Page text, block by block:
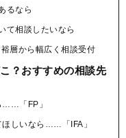
るなら
て相談したいなら
層から幅広く相談受付
？おすすめの相談先
……「FP」
ほしいなら……「IFA」